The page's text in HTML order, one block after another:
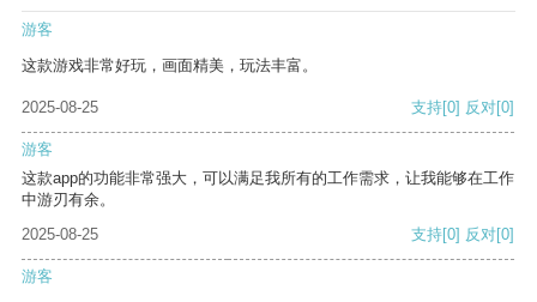
游客
这款游戏非常好玩，画面精美，玩法丰富。
2025-08-25 支持[0] 反对[0]
游客
这款app的功能非常强大，可以满足我所有的工作需求，让我能够在工作
中游刃有余。
2025-08-25
支持[0] 反对[0]
游客